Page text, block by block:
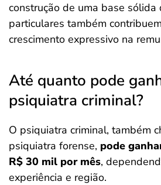
construção de uma base sólida
particulares também
crescimento expressivo na
Até quanto pode
psiquiatra criminal?
O psiquiatra criminal, também
psiquiatra forense, pode
R$ 30 mil por mês,
experiência e região.